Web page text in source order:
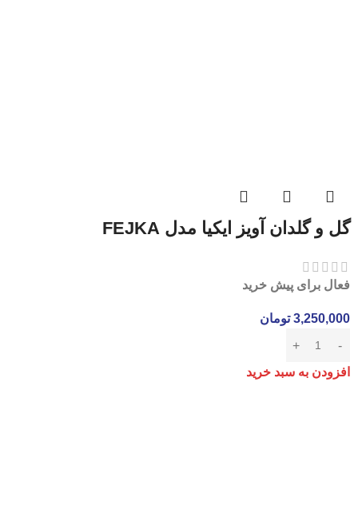
گل و گلدان آویز ایکیا مدل FEJKA
فعال برای پیش خرید
3,250,000 تومان
افزودن به سبد خرید